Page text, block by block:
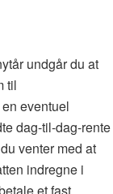
undgår du at
til
eventuel
dag-til-dag-rente
venter med at
indregne i
et fast